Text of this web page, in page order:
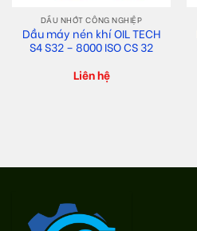
DẦU NHỚT CÔNG NGHIỆP
Dầu máy nén khí OIL TECH
S4 S32 – 8000 ISO CS 32
Liên hệ